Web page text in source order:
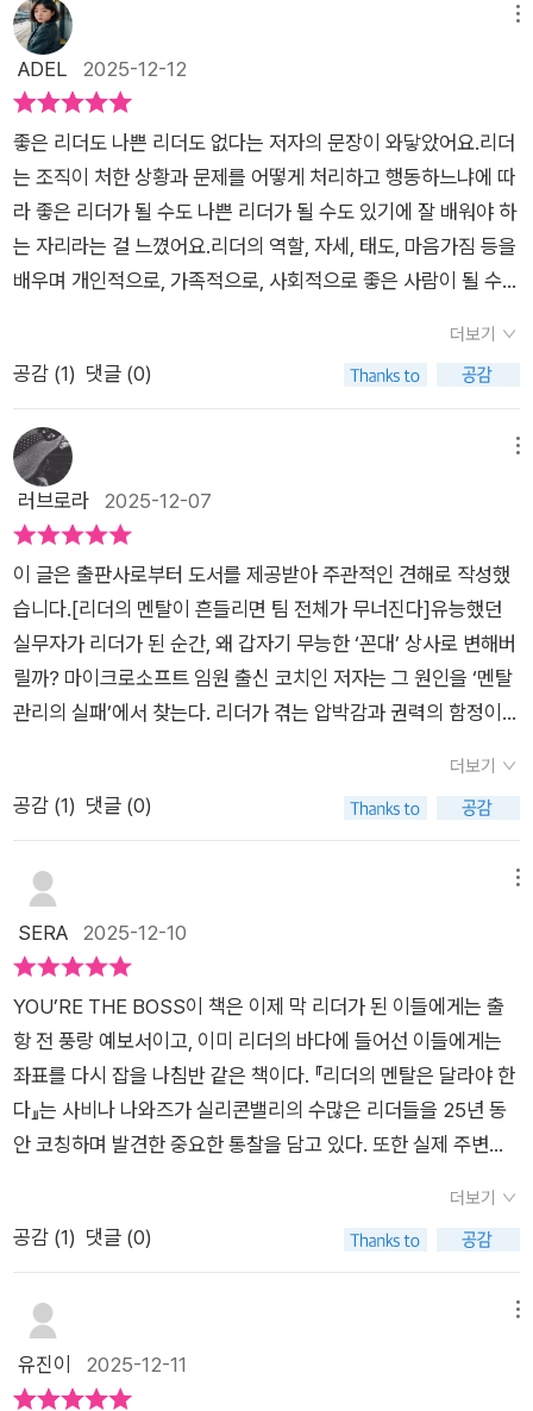
어 라고 착각한다. -당신이 이 함정에 빠지기 직전이거나 이미 빠
졌다는 사실을 기꺼이 직시하거나 인정하는 데는 용기와 겸손함
까다롭게 요구하거나, 독단적이거나, 불안정하거나, 자기밖에 모
르거나, 쉽게 발끈한다. 이들 행동은 압박감을 제대로 관리하지
못해 생기는 결과다.” p90 ‘나는 예외다’라는 생각의 중심에는
있으면 무조건 떼를 써서 얻어내는 부잣집 응석받이 소녀같은 태
도가 아니라, ‘내가 노력해서 이만큼 왔으니 특별한 대우를 받아
야 마땅하다’고 믿는 사고방식을 뜻한다.” p210 “아무리 실력이
뛰어나고 일을 잘해도 예의와 윤리에 대한 기본 규칙을 무시할 권
리는 없다. 뛰어난 리더의 위치를 유지하는 동시에 ‘나는 예외
다’라는 사고방식에서 벗어날 방법은 있다. 그래야 지위와 권력에
취해 어리석은 행동을 하면서 정작 자신은 인지하지 못하는 비극
특성을 한 가지 꼽는다면, 눈앞에 있는 상대방에게 완벽히 집중한
다는 점이다. 그런 태도는 적극적 보디랭귀지와 눈 맞춤은 물론이
거니와 질문 수준, 상대방의 말에 반응하거나 응수하는 방식, 상
대방 말을 이해한 뒤 다시 표현하는 방식에서 느낄 수 있다.” p22
2 “일터에서든 개인적 삶에서든 외부에서 가해지는 압박에 대
한 내면의 반응을 조절할 줄 아는 능력은 대단히 중요하다. 특정
한 감정을 느끼는 것은 이상한 일도, 잘못된 일도 아니다. 그 감정
을 느끼는 이유를 깨달으면, 편도체 과열로 인한 투쟁-도피 모드
에서 빠져나와 이성적이고 생산적인 사고 모드로 돌아가는 데 도
며 더 나은 결과를 내도록 이끌 수 있다. 불만을 터뜨리는 고객을
진정시키고, 다음 기회를 도모하며, 자원 부족을 상쇄하기 위한
대안을 모색할 수 있다.” p232 #리더의멘탈은달라야한다 #사
비나나와즈 #이수경 #리더스북 #권력 #압박감 #내면관리 #리
직장생활팁 #관리자필독서 #팀장추천도서 #책리뷰 #서평 #wo
ongjin_readers
잃는다.”높은 자리로 향하는 한 걸음은 한 사람의 세계를 완전히
바꿔 놓는다.어제의 동료였던 이들이 오늘은 나의 결정에 기대고,
사소한 말조차 중대한 문제로 비화될 수 있다.한 사람의 위치가
십은 능력에 덧붙는 옵션이 아니라 방식 전체를 재구성하는 일임
을 실감하게 한다.책 속에는 이러한 전환에 실패한 수많은 사례가
등장한다.‘차라리 내가 하는 게 낫다’며 모든 일을 떠안다가 번아
웃된 관리자,과거의 ‘전문가 방식’만 고집하다 팀원들의 이탈을
막지 못한 개발 리더,좋은 의도였음에도 권력 간극을 간과해 팀의
사기를 떨어뜨린 임원까지.유능한 직원이 리더가 되는 순간 환경
과 심리적 조건은 완전히 달라지며,이를 다스리지 못하면 관계도
한다』가 수많은 리더십 책들과 차별화되는 이유는이러한 내면의
오작동을 바로잡기 위한 실질적 도구를 제시하기 때문이다.특정
사람이나 상황 앞에서 감정이 폭발하는 이유를 추적하는 ‘감정 방
아쇠 찾기’,직원의 역량에 따라 위임의 강도를 조절하는 ‘권한 위
임 다이얼’,불필요한 완벽주의를 줄이는 ‘시간 포트폴리오 분석’
등즉시 실천 가능한 전략들이 촘촘하게 담겨 있다.또한 이 책은
리더를 이상적인 존재로만 그리지 않는다.리더 역시 흔들리는 인
간임을 인정하고,권력이 커질수록 고독과 번아웃이 깊어진다는
사실을 솔직하게 보여준다.저자 자신도 ‘최고의 상사’에서 ‘최악
찰의 영역으로 다시 바라보게 만든 출발점이 되었다.『리더의 멘
탈은 달라야 한다』는리더에게 흔들리지 말라고 강요하지 않는다.
오히려 누구든 흔들릴 수 있음을 인정하며,그 마음을 돌보는 구체
적인 방법을 안내한다.그리고 조직을 이끄는 리더뿐 아니라스스
의 방식이 막다른 길에 다다랐을 때,간과해 온 문제를 발견하고
든 스스로를 이끌어야 하는 모든 이에게 유용하다.우리가 흔들릴
때, 방식은 언제든 다시 조정될 수 있다.그 변화의 출발점에서 이
책이 든든한 길잡이가 되어줄 것이다.#리더십 #리더의멘탈은달
라야한다 #좋은팀장 #서평 #웅진지식하우스 #도서추천 #책추
천 #북스타그램
ADEL 2025-12-12
좋은 리더도 나쁜 리더도 없다는 저자의 문장이 와닿았어요.리더
는 조직이 처한 상황과 문제를 어떻게 처리하고 행동하느냐에 따
라 좋은 리더가 될 수도 나쁜 리더가 될 수도 있기에 잘 배워야 하
는 자리라는 걸 느꼈어요.리더의 역할, 자세, 태도, 마음가짐 등을
배우며 개인적으로, 가족적으로, 사회적으로 좋은 사람이 될 수
통하고 권력간극을 줄여나갈 수 있고 자신에게 부족한 부분들을
피드백을 통해 수정하고 더 나은 리더가 되고 직원들은 물론 조직
자신의 능력을 인정받았기에 경쟁자가 아니라 협력자로서 직원
들을 독려하고 그들의 잠재력을 끌어올려 성장할 수 있게 해주는
촉진제이자 윤활제 같은 존재라는 것을 배울 수 있었어요.그동안
위치에서 범했던 실수들의 해결책을 배우며 스스로 성장의 기회
를 마련할 수 있었어요.좋은 리더가 될 우리를 위해 읽어보시길
추천해요.
더보기
공감 (1) 댓글 (0)
러브로라 2025-12-07
이 글은 출판사로부터 도서를 제공받아 주관적인 견해로 작성했
습니다.[리더의 멘탈이 흔들리면 팀 전체가 무너진다]유능했던
실무자가 리더가 된 순간, 왜 갑자기 무능한 ‘꼰대’ 상사로 변해버
릴까? 마이크로소프트 임원 출신 코치인 저자는 그 원인을 ‘멘탈
관리의 실패’에서 찾는다. 리더가 겪는 압박감과 권력의 함정이
적인 ‘아주 작은 습관’들을 제시한다. “나쁜 상사는 없다, 다만 선
을 넘는 상사가 있을 뿐”이라는 문장이 큰 위로와 경각심을 동시
더보기
공감 (1) 댓글 (0)
SERA 2025-12-10
YOU’RE THE BOSS이 책은 이제 막 리더가 된 이들에게는 출
항 전 풍랑 예보서이고, 이미 리더의 바다에 들어선 이들에게는
좌표를 다시 잡을 나침반 같은 책이다. 『리더의 멘탈은 달라야 한
다』는 사비나 나와즈가 실리콘밸리의 수많은 리더들을 25년 동
안 코칭하며 발견한 중요한 통찰을 담고 있다. 또한 실제 주변에
해 읽을수록 책 속으로 빠져들게 된다. 다른 멘탈을 어떻게 가질
수 있을까에 대한 통찰과 질문만 던지는게 아닌 방법들까지 친절
달라진다. 겉으론 직책 하나 바뀐 것 같지만, 속으론 전혀 다른 질
문과 무게가 시작된다. ‘자, 이제 당신은 리더가 되었습니다’는 선
언 후 실제로는 리더가 되면 피하기 힘든 치명적 착각들이 찾아오
더보기
공감 (1) 댓글 (0)
유진이 2025-12-11